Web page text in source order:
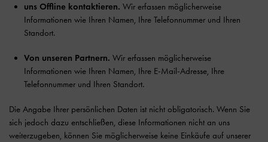
uns Offline kontaktieren. Wir erfassen möglicherweise
Informationen wie Ihren Namen, Ihre Telefonnummer und Ihren
Standort.
Von unseren Partnern. Wir erfassen möglicherweise
Informationen wie Ihren Namen, Ihre E-Mail-Adresse, Ihre
Telefonnummer und Ihren Standort.
Die Angabe Ihrer persönlichen Daten ist nicht obligatorisch. Wenn Sie
sich jedoch dazu entschließen, diese Informationen nicht an uns
weiterzugeben, können Sie möglicherweise keine Einkäufe auf unserer